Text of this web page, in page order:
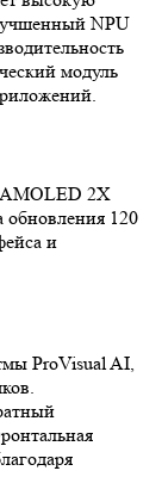
NPU
модуль
2X
обновления 120
и
ProVisual AI,